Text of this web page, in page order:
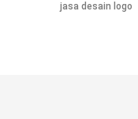
jasa desain logo